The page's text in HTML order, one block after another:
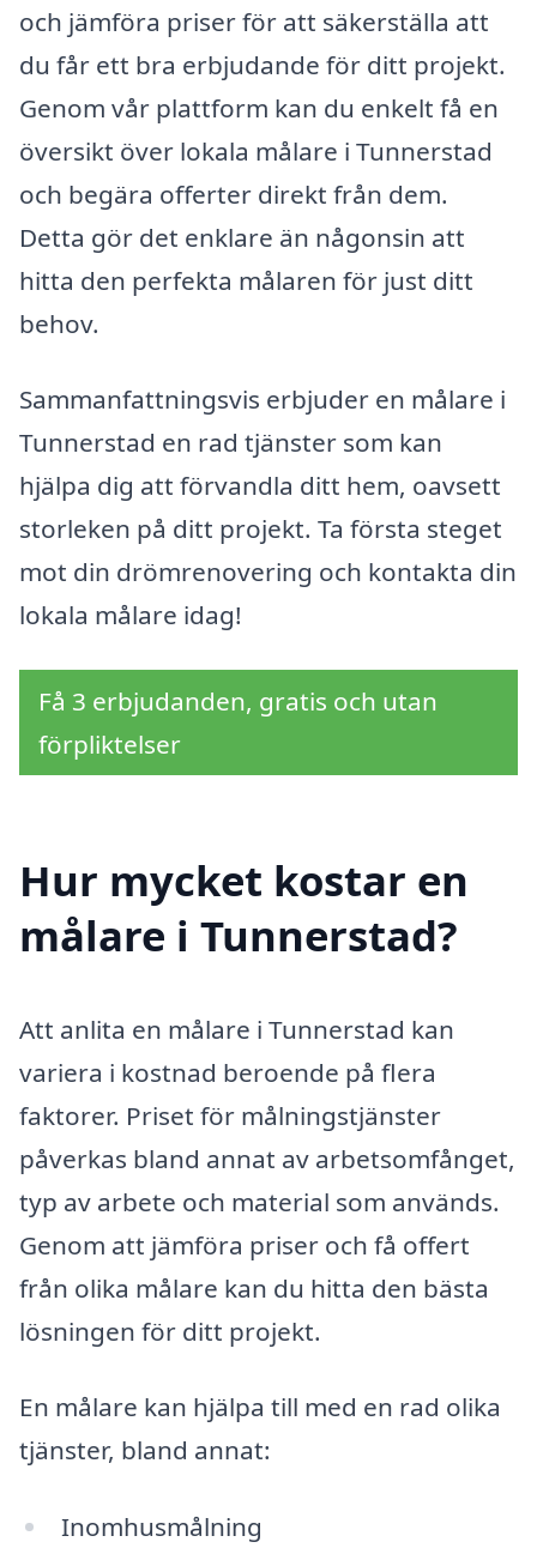
och jämföra priser för att säkerställa att
du får ett bra erbjudande för ditt projekt.
Genom vår plattform kan du enkelt få en
översikt över lokala målare i Tunnerstad
och begära offerter direkt från dem.
Detta gör det enklare än någonsin att
hitta den perfekta målaren för just ditt
behov.
Sammanfattningsvis erbjuder en målare i
Tunnerstad en rad tjänster som kan
hjälpa dig att förvandla ditt hem, oavsett
storleken på ditt projekt. Ta första steget
mot din drömrenovering och kontakta din
lokala målare idag!
Få 3 erbjudanden, gratis och utan
förpliktelser
Hur mycket kostar en
målare i Tunnerstad?
Att anlita en målare i Tunnerstad kan
variera i kostnad beroende på flera
faktorer. Priset för målningstjänster
påverkas bland annat av arbetsomfånget,
typ av arbete och material som används.
Genom att jämföra priser och få offert
från olika målare kan du hitta den bästa
lösningen för ditt projekt.
En målare kan hjälpa till med en rad olika
tjänster, bland annat:
Inomhusmålning